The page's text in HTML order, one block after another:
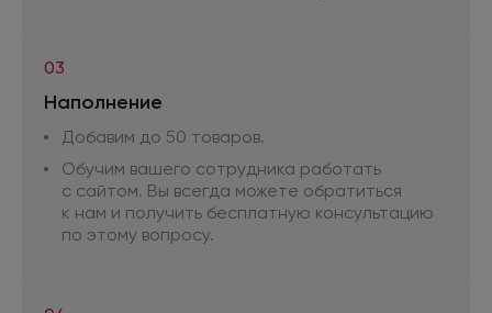
03
Наполнение
Добавим до 50 товаров.
Обучим вашего сотрудника работать
с сайтом. Вы всегда можете обратиться
к нам и получить бесплатную консультацию
по этому вопросу.